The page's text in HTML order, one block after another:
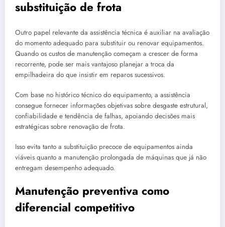
substituição de frota
Outro papel relevante da assistência técnica é auxiliar na avaliação
do momento adequado para substituir ou renovar equipamentos.
Quando os custos de manutenção começam a crescer de forma
recorrente, pode ser mais vantajoso planejar a troca da
empilhadeira do que insistir em reparos sucessivos.
Com base no histórico técnico do equipamento, a assistência
consegue fornecer informações objetivas sobre desgaste estrutural,
confiabilidade e tendência de falhas, apoiando decisões mais
estratégicas sobre renovação de frota.
Isso evita tanto a substituição precoce de equipamentos ainda
viáveis quanto a manutenção prolongada de máquinas que já não
entregam desempenho adequado.
Manutenção preventiva como
diferencial competitivo